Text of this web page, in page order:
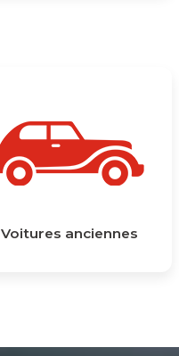
Voitures anciennes